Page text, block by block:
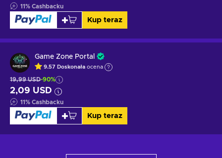
11% Cashbacku
Kup teraz
Game Zone Portal
9.57 Doskonała ocena
19,99 USD-90%
2,09 USD
11% Cashbacku
Kup teraz